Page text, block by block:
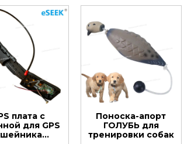
плата с
для GPS
Поноска-апорт
ГОЛУБЬ для
тренировки собак